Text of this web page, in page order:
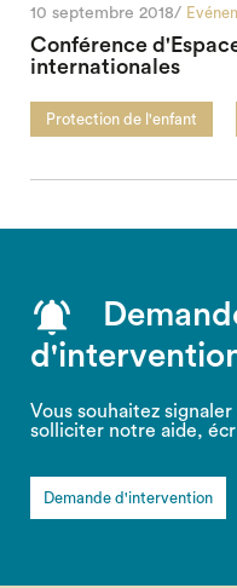
10 septembre 2018/
Conférence
internationales
Protection de l'enfant
Vous souhaitez
solliciter notre aide,
Demande d'intervention